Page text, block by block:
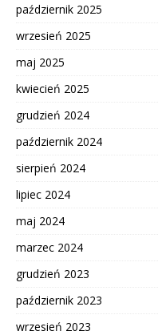
październik 2025
wrzesień 2025
maj 2025
kwiecień 2025
grudzień 2024
październik 2024
sierpień 2024
lipiec 2024
maj 2024
marzec 2024
grudzień 2023
październik 2023
wrzesień 2023